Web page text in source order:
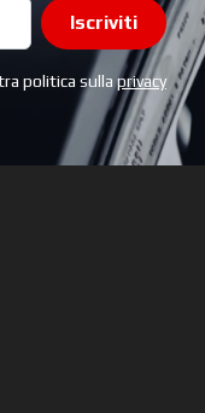
Iscriviti
politica sullaprivacy